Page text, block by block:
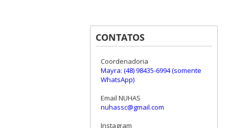
CONTATOS
Coordenadoria
Mayra: (48) 98435-6994 (somente
WhatsApp)
Email NUHAS
nuhassc@gmail.com
Instagram